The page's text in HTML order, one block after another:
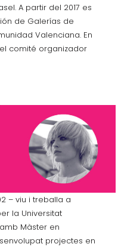
A partir del 2017 es
de Galerías de
Valenciana. En
comité organizador
– viu i treballa a
la Universitat
Màster en
projectes en